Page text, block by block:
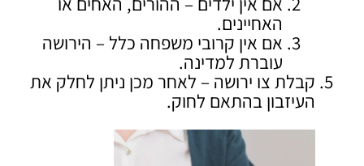
האחיינים.
אם אין קרובי משפחה כלל – הירושה
עוברת למדינה.
קבלת צו ירושה – לאחר מכן ניתן לחלק את
העיזבון בהתאם לחוק.